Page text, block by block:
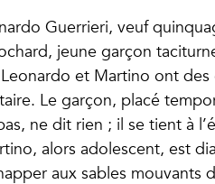
Guerrieri, veuf
jeune garçon
et Martino ont
Le garçon, placé
ne dit rien ; il se tient à
alors adolescent, est
aux sables mouvants